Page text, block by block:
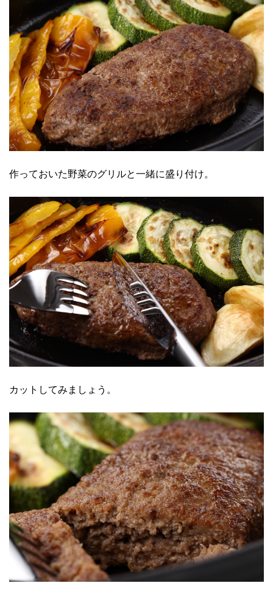
作っておいた野菜のグリルと一緒に盛り付け。
カットしてみましょう。